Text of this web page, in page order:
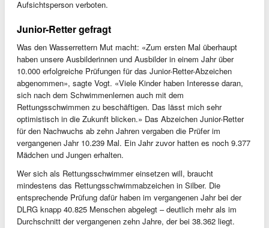
Aufsichtsperson verboten.
Junior-Retter gefragt
Was den Wasserrettern Mut macht: «Zum ersten Mal überhaupt
haben unsere Ausbilderinnen und Ausbilder in einem Jahr über
10.000 erfolgreiche Prüfungen für das Junior-Retter-Abzeichen
abgenommen», sagte Vogt. «Viele Kinder haben Interesse daran,
sich nach dem Schwimmenlernen auch mit dem
Rettungsschwimmen zu beschäftigen. Das lässt mich sehr
optimistisch in die Zukunft blicken.» Das Abzeichen Junior-Retter
für den Nachwuchs ab zehn Jahren vergaben die Prüfer im
vergangenen Jahr 10.239 Mal. Ein Jahr zuvor hatten es noch 9.377
Mädchen und Jungen erhalten.
Wer sich als Rettungsschwimmer einsetzen will, braucht
mindestens das Rettungsschwimmabzeichen in Silber. Die
entsprechende Prüfung dafür haben im vergangenen Jahr bei der
DLRG knapp 40.825 Menschen abgelegt – deutlich mehr als im
Durchschnitt der vergangenen zehn Jahre, der bei 38.362 liegt.